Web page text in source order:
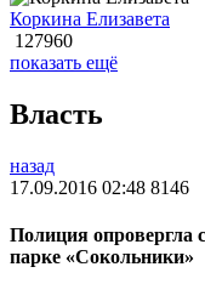
Коркина Елизавета
127960
показать ещё
Власть
назад
17.09.2016 02:48 8146
Полиция опровергла
парке «Сокольники»